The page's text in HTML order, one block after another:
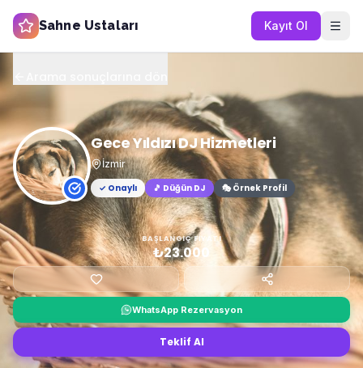
Sahne Ustaları Kayıt Ol
Gece Yıldızı DJ Hizmetleri
İzmir
✓ Onaylı
🎵 Düğün DJ 🎭 Örnek Profil
BAŞLANGIÇ FIYATI
₺23.000
WhatsApp Rezervasyon
Teklif Al